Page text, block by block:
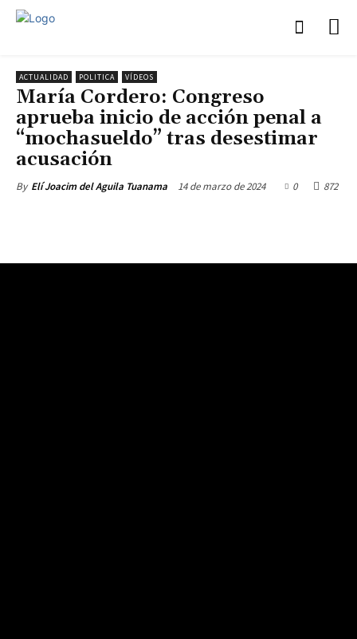
ACTUALIDAD POLITICA VÍDEOS
María Cordero: Congreso
aprueba inicio de acción penal a
“mochasueldo” tras desestimar
acusación
By Elí Joacim del Aguila Tuanama 14 de marzo de 2024 0 872